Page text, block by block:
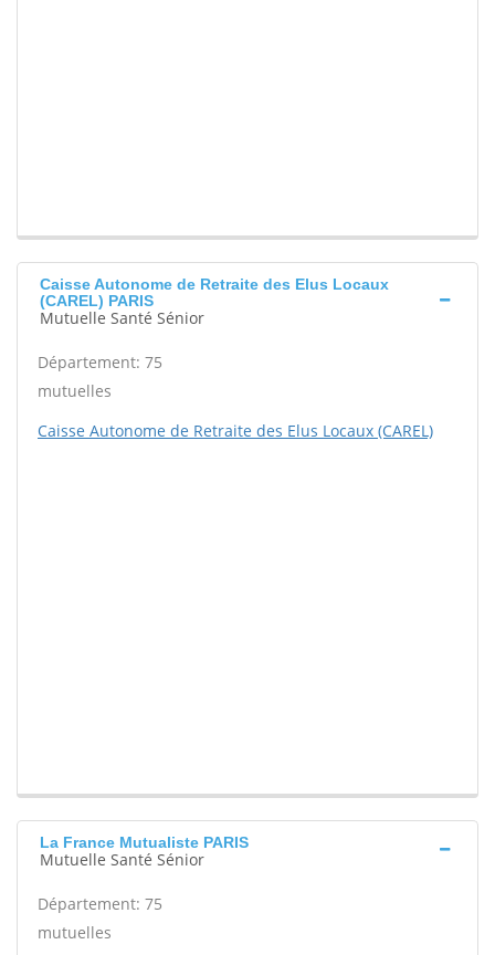
Caisse Autonome de Retraite des Elus Locaux
(CAREL) PARIS
Mutuelle Santé Sénior
Département: 75
mutuelles
Caisse Autonome de Retraite des Elus Locaux (CAREL)
La France Mutualiste PARIS
Mutuelle Santé Sénior
Département: 75
mutuelles